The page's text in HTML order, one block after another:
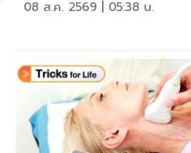
08 ส.ค. 2569 | 05:38 น.